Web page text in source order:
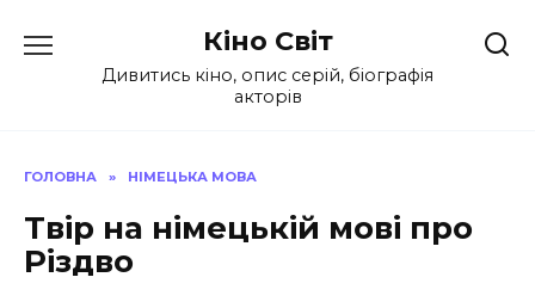
до
Кіно Світ
Дивитись кіно, опис серій, біографія
акторів
ГОЛОВНА » НІМЕЦЬКА МОВА
Твір на німецькій мові про
Різдво